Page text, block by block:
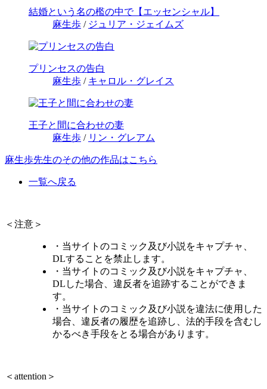
結婚という名の檻の中で【エッセンシャル】
麻生歩 / ジュリア・ジェイムズ
プリンセスの告白
麻生歩 / キャロル・グレイス
王子と間に合わせの妻
麻生歩 / リン・グレアム
麻生歩先生のその他の作品はこちら
一覧へ戻る
＜注意＞
・当サイトのコミック及び小説をキャプチャ、
DLすることを禁止します。
・当サイトのコミック及び小説をキャプチャ、
DLした場合、違反者を追跡することができま
す。
・当サイトのコミック及び小説を違法に使用した
場合、違反者の履歴を追跡し、法的手段を含むし
かるべき手段をとる場合があります。
＜attention＞